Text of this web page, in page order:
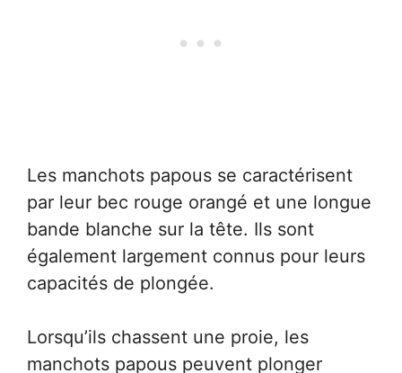
Les manchots papous se caractérisent
par leur bec rouge orangé et une longue
bande blanche sur la tête. Ils sont
également largement connus pour leurs
capacités de plongée.
Lorsqu’ils chassent une proie, les
manchots papous peuvent plonger